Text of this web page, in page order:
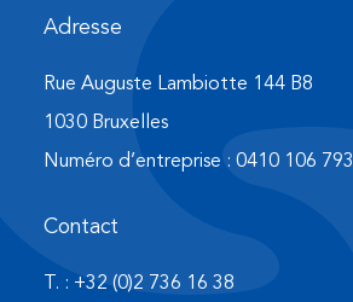
Adresse
Rue Auguste Lambiotte 144 B8
1030 Bruxelles
Numéro d’entreprise : 0410 106 793
Contact
T. : +32 (0)2 736 16 38